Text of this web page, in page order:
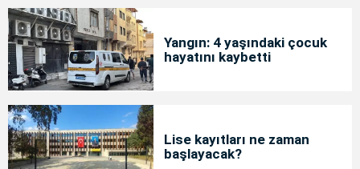
Yangın: 4 yaşındaki çocuk
hayatını kaybetti
Lise kayıtları ne zaman
başlayacak?